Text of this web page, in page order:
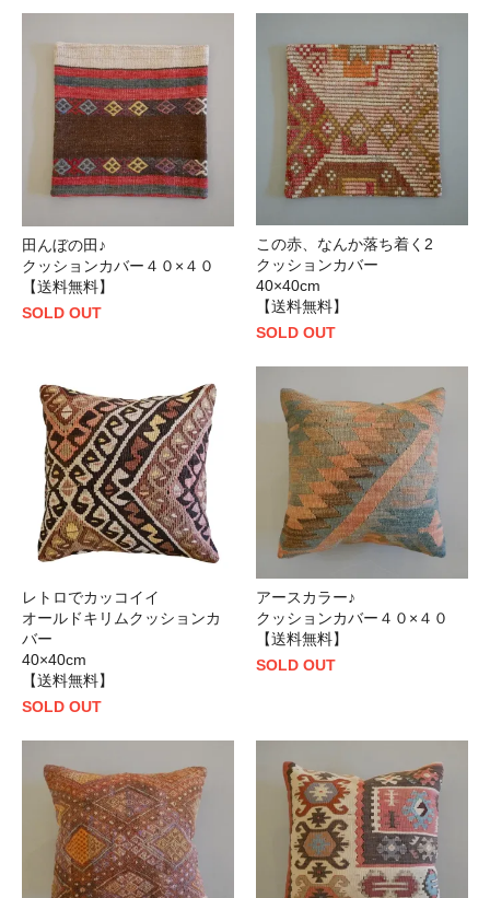
田んぼの田♪
クッションカバー４０×４０
【送料無料】
SOLD OUT
この赤、なんか落ち着く2
クッションカバー
40×40cm
【送料無料】
SOLD OUT
レトロでカッコイイ
オールドキリムクッションカ
バー
40×40cm
【送料無料】
SOLD OUT
アースカラー♪
クッションカバー４０×４０
【送料無料】
SOLD OUT